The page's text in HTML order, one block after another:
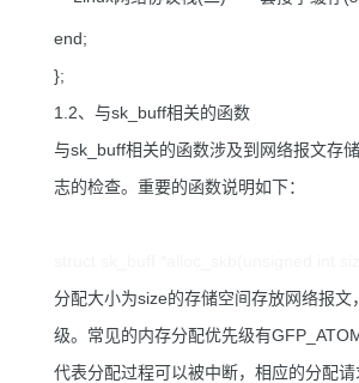
end;
};
1.2、与sk_buff相关的函数
与sk_buff相关的函数涉及到网络报文存
志的检查。重要的函数说明如下：
分配大小为size的存储空间存放网络报
级。常见的内存分配优先级有
代表分配过程可以被中断，相应的分配